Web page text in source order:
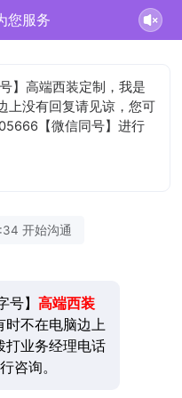
您服务
】高端西装定制，我是
上没有回复请见谅，您可
【微信同号】进行
开始沟通
号】 高端西装
时不在电脑边上
打业务经理电话
咨询。